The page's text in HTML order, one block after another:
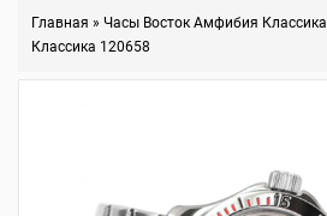
Главная » Часы Восток Амфибия Классика
Классика 120658